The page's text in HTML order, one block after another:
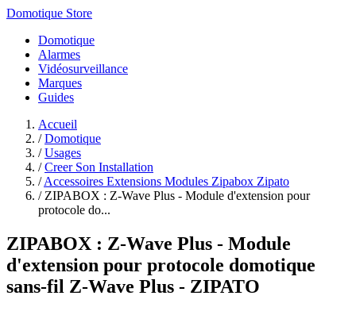
Domotique Store
Domotique
Alarmes
Vidéosurveillance
Marques
Guides
Accueil
/ Domotique
/ Usages
/ Creer Son Installation
/ Accessoires Extensions Modules Zipabox Zipato
/ ZIPABOX : Z-Wave Plus - Module d'extension pour
protocole do...
ZIPABOX : Z-Wave Plus - Module
d'extension pour protocole domotique
sans-fil Z-Wave Plus - ZIPATO